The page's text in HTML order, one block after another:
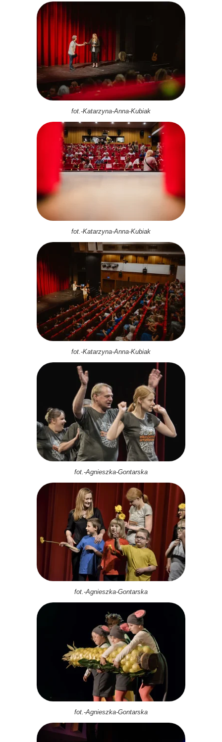
fot.-Katarzyna-Anna-Kubiak
fot.-Katarzyna-Anna-Kubiak
fot.-Katarzyna-Anna-Kubiak
fot.-Agnieszka-Gontarska
fot.-Agnieszka-Gontarska
fot.-Agnieszka-Gontarska